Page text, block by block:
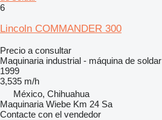
6
Lincoln COMMANDER 300
Precio a consultar
Maquinaria industrial - máquina de soldar
1999
3,535 m/h
México, Chihuahua
Maquinaria Wiebe Km 24 Sa
Contacte con el vendedor